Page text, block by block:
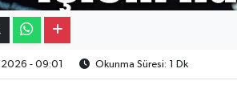
- 09:01 Okunma Süresi: 1 Dk